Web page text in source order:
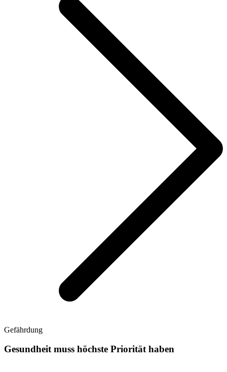
Gefährdung
Gesundheit muss höchste Priorität haben